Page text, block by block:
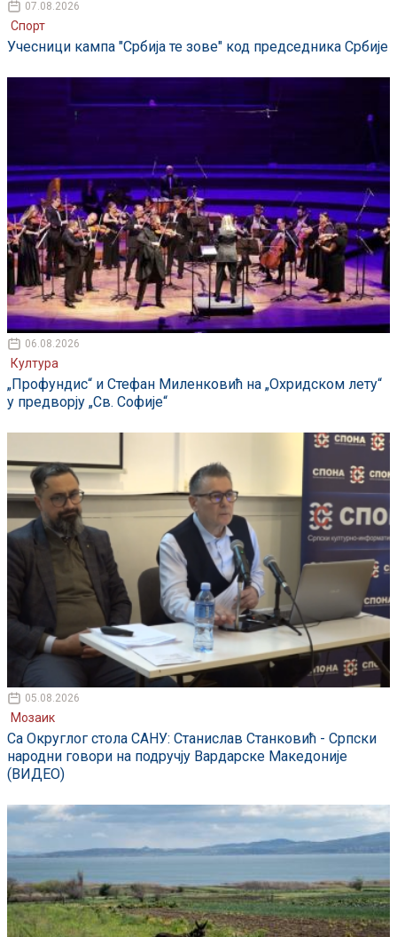
07.08.2026
Спорт
Учесници кампа "Србија те зове" код председника Србије
06.08.2026
Култура
„Профундис“ и Стефан Миленковић на „Охридском лету“
у предворју „Св. Софије“
05.08.2026
Мозаик
Са Округлог стола САНУ: Станислав Станковић - Српски
народни говори на подручју Вардарске Македоније
(ВИДЕО)